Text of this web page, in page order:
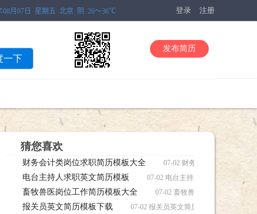
登录 注册
一下
发布简历
猜您喜欢
财务会计类岗位求职简历模板大全 07-02 财务会计类岗位求职简
电台主持人求职英文简历模板 07-02 电台主持人求职英文简历模
畜牧兽医岗位工作简历模板大全 07-02 畜牧兽医岗位工作简历模
报关员英文简历模板下载 07-02 报关员英文简历模板下载简历，